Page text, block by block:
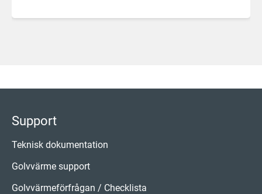
Support
Teknisk dokumentation
Golvvärme support
Golvvärmeförfrågan / Checklista